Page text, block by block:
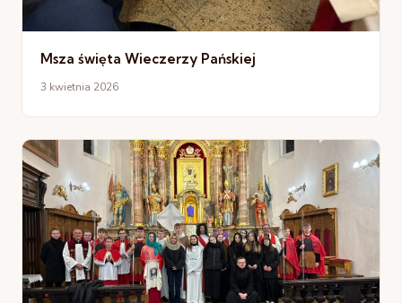
Msza święta Wieczerzy Pańskiej
3 kwietnia 2026